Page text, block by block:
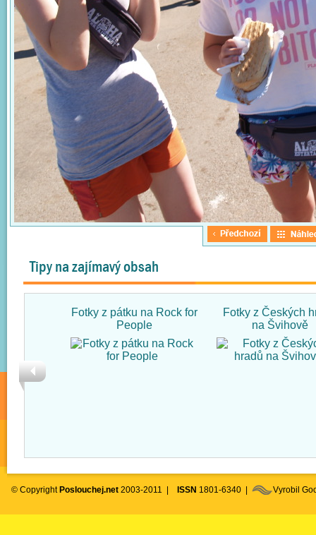
Tipy na zajímavý obsah
Fotky z pátku na Rock for
People
Fotky z Českých
na Švihově
© Copyright Poslouchej.net 2003-2011 | ISSN 1801-6340 | Vyrobil